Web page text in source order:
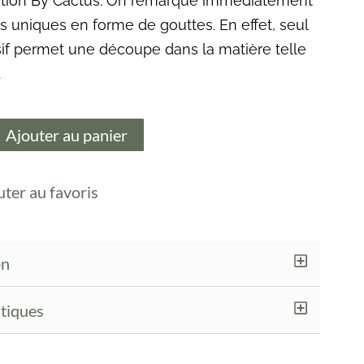
uniques en forme de gouttes. En effet, seul
permet une découpe dans la matière telle
Ajouter au panier
au favoris